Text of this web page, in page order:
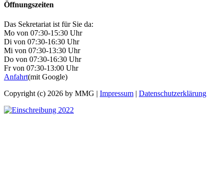
Öffnungszeiten
Das Sekretariat ist für Sie da:
Mo von 07:30-15:30 Uhr
Di von 07:30-16:30 Uhr
Mi von 07:30-13:30 Uhr
Do von 07:30-16:30 Uhr
Fr von 07:30-13:00 Uhr
Anfahrt(mit Google)
Copyright (c) 2026 by MMG | Impressum | Datenschutzerklärung